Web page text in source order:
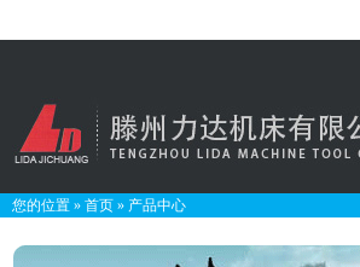
您的位置 » 首页 » 产品中心